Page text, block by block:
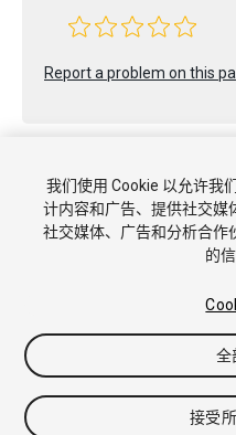
Report a problem on this
论坛
律条款
隐私政策 Cookie
不
我们使用 Cookie 以允许我
计内容和广告、提供社交媒
社交媒体、广告和分析合作
的信
全
接受